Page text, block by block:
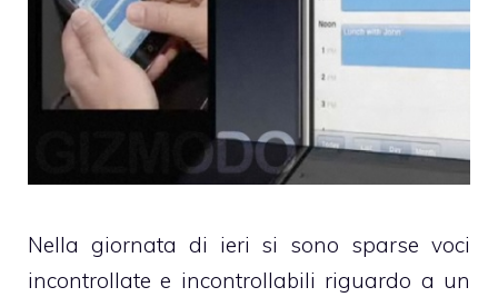
Nella giornata di ieri si sono sparse voci
incontrollate e incontrollabili riguardo a un